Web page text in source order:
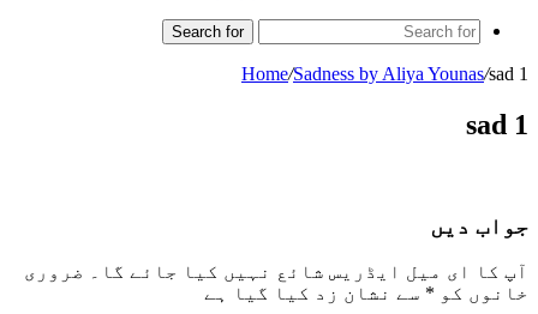
Search for
Home/Sadness by Aliya Younas/sad 1
sad 1
جواب دیں
آپ کا ای میل ایڈریس شائع نہیں کیا جائے گا۔
ضروری
خانوں کو * سے نشان زد کیا گیا ہے